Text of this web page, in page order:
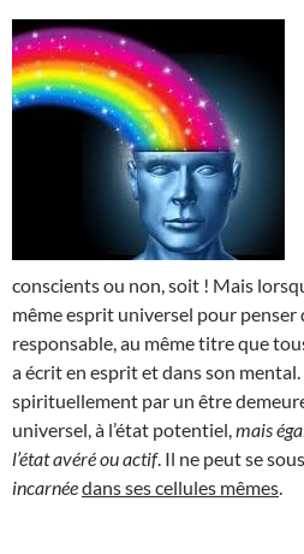
conscients ou non, soit ! Mais
même esprit universel pour penser
responsable, au même titre que
a écrit en esprit et dans son
spirituellement par un être
universel, à l’état potentiel, mais
l’état avéré ou actif. Il ne peut se
incarnéedans ses cellules mêmes